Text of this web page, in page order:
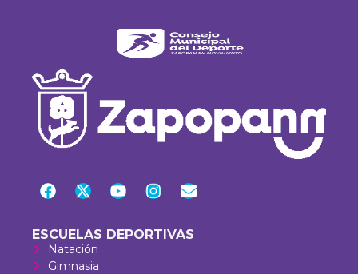
ESCUELAS DEPORTIVAS
Natación
Gimnasia